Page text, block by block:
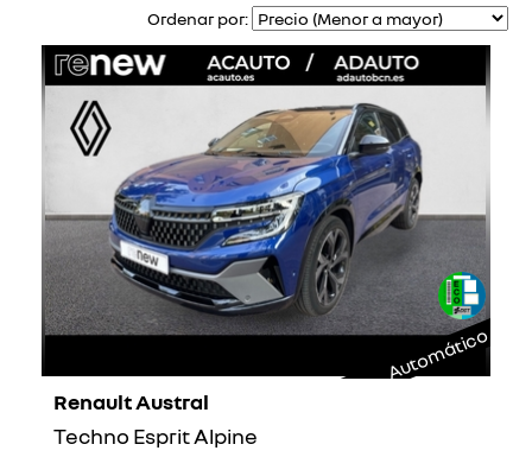
Ordenar por:
Automático
Renault Austral
Techno Esprit Alpine